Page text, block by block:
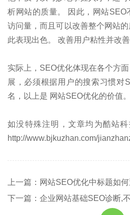
析网站的质量。 因此，网站SEO
访问量，而且可以改善整个网站
此表现出色。 改善用户粘性并改
实际上，SEO优化体现在各个方
展，必须根据用户的搜索习惯对
名，以上是 网站SEO优化的价值。
如没特殊注明，文章均为酷站
http://www.bjkuzhan.com/
上一篇：网站SEO优化中标题如